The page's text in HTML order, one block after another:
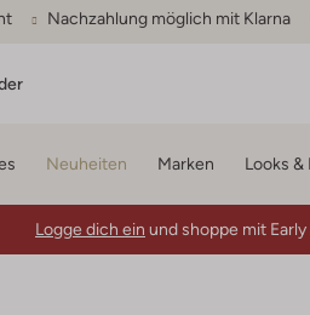
Nachzahlung möglich mit Klarna
Neuheiten Marken Looks &
Logge dich ein und shoppe mit